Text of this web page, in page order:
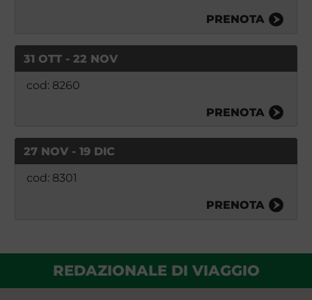
PRENOTA
31 OTT - 22 NOV
cod: 8260
PRENOTA
27 NOV - 19 DIC
cod: 8301
PRENOTA
REDAZIONALE DI VIAGGIO